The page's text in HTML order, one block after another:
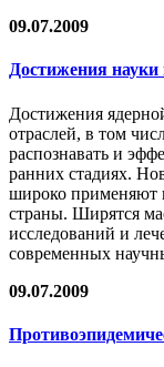
09.07.2009
Достижения
Достижения
отраслей, в том
распознавать и
ранних стадиях.
широко применяют
страны. Ширятся
исследований и
современных
09.07.2009